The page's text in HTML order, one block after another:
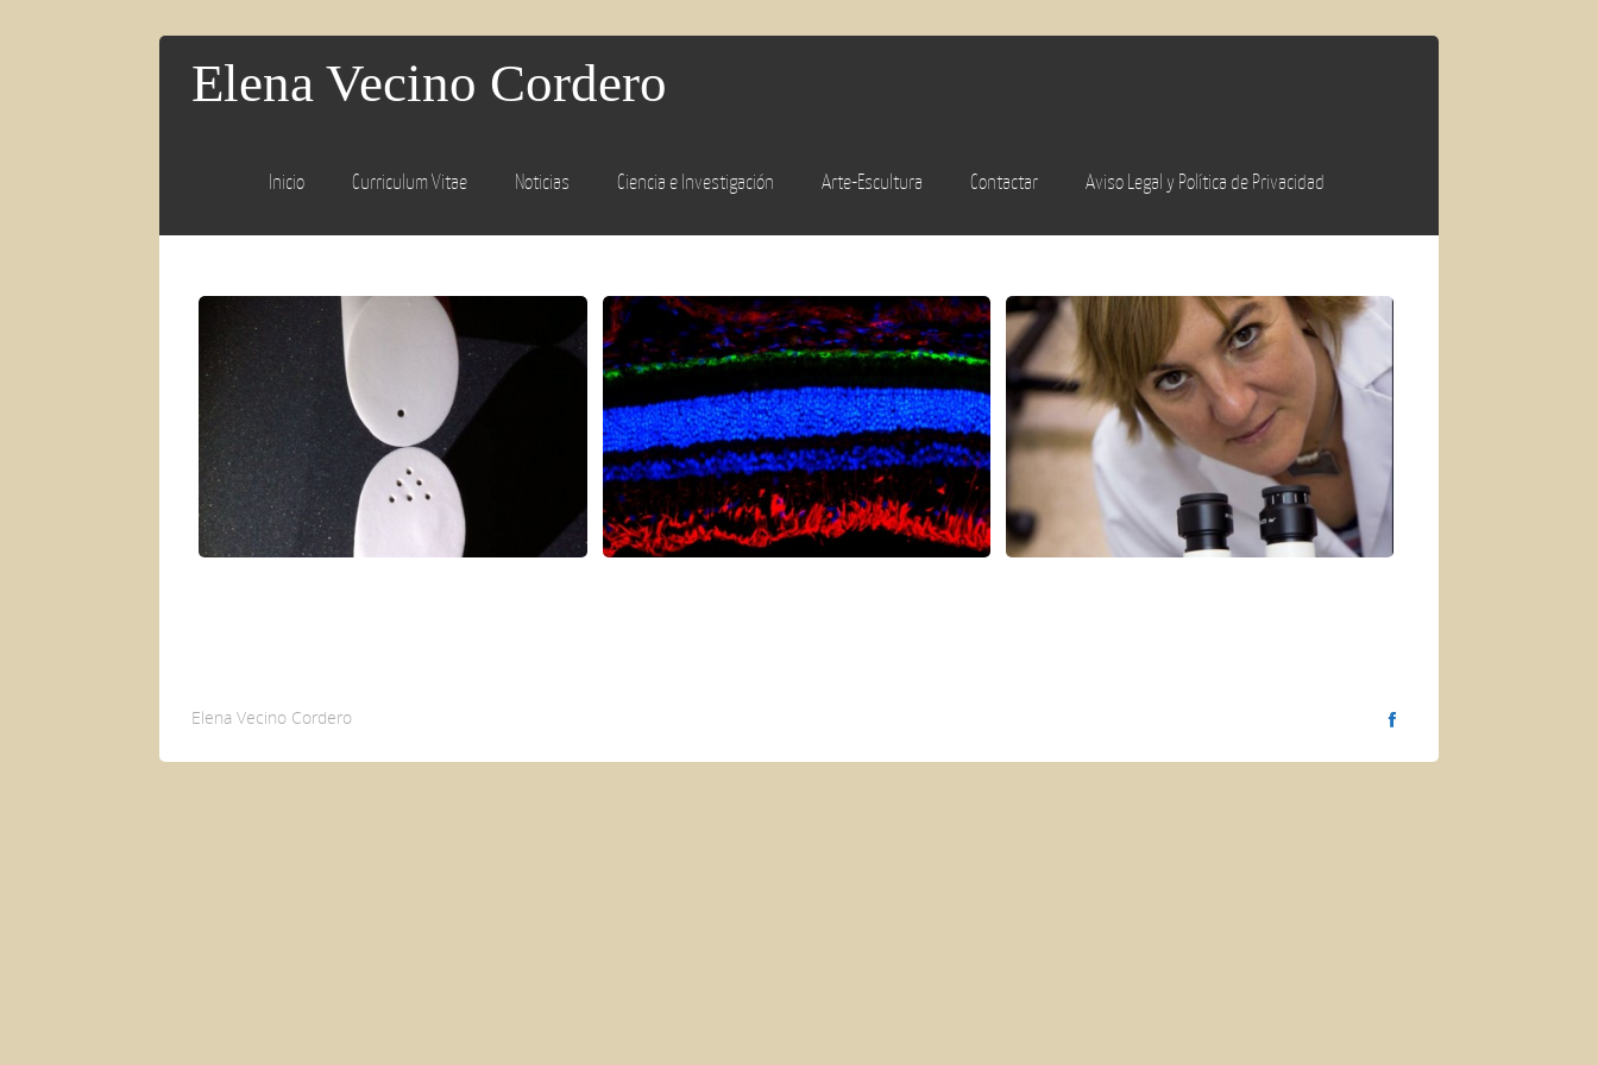
Elena Vecino Cordero
Inicio Curriculum Vitae Noticias Ciencia e Investigación Arte-Escultura Contactar Aviso Legal y Política de Privacidad
Elena Vecino Cordero